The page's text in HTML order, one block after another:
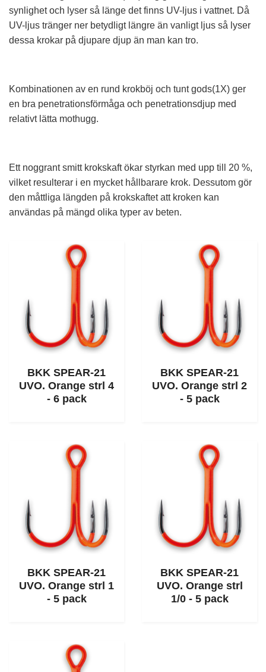
synlighet och lyser så länge det finns UV-ljus i vattnet. Då
UV-ljus tränger ner betydligt längre än vanligt ljus så lyser
dessa krokar på djupare djup än man kan tro.
Kombinationen av en rund krokböj och tunt gods(1X) ger
en bra penetrationsförmåga och penetrationsdjup med
relativt lätta mothugg.
Ett noggrant smitt krokskaft ökar styrkan med upp till 20 %,
vilket resulterar i en mycket hållbarare krok. Dessutom gör
den måttliga längden på krokskaftet att kroken kan
användas på mängd olika typer av beten.
BKK SPEAR-21
UVO. Orange strl 4
- 6 pack
BKK SPEAR-21
UVO. Orange strl 2
- 5 pack
BKK SPEAR-21
UVO. Orange strl 1
- 5 pack
BKK SPEAR-21
UVO. Orange strl
1/0 - 5 pack